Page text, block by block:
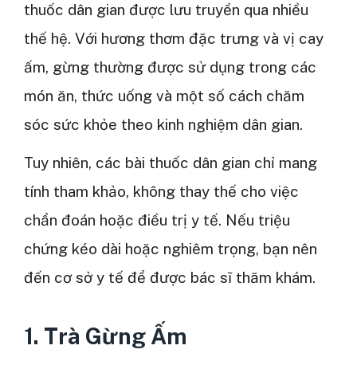
thuốc dân gian được lưu truyền qua nhiều
thế hệ. Với hương thơm đặc trưng và vị cay
ấm, gừng thường được sử dụng trong các
món ăn, thức uống và một số cách chăm
sóc sức khỏe theo kinh nghiệm dân gian.
Tuy nhiên, các bài thuốc dân gian chỉ mang
tính tham khảo, không thay thế cho việc
chẩn đoán hoặc điều trị y tế. Nếu triệu
chứng kéo dài hoặc nghiêm trọng, bạn nên
đến cơ sở y tế để được bác sĩ thăm khám.
1. Trà Gừng Ấm